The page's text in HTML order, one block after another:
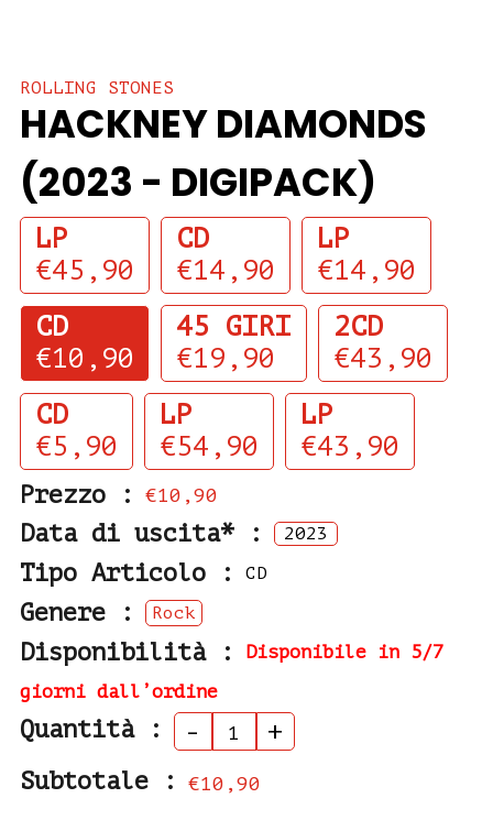
ROLLING STONES
HACKNEY DIAMONDS
(2023 - DIGIPACK)
LP
€45,90
CD
€14,90
LP
€14,90
CD
€10,90
45 GIRI
€19,90
2CD
€43,90
CD
€5,90
LP
€54,90
LP
€43,90
Prezzo : €10,90
Data di uscita* : 2023
Tipo Articolo : CD
Genere : Rock
Disponibilità :
Disponibile in 5/7
giorni dall’ordine
Quantità : - +
Subtotale : €10,90